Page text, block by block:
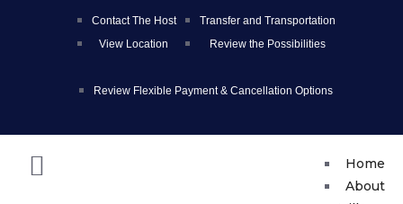
Contact The Host
View Location
Transfer and Transportation
Review the Possibilities
Review Flexible Payment & Cancellation Options
Home
About